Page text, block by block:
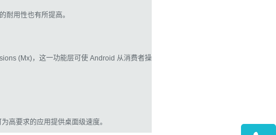
用性也有所提高。
(Mx)，这一功能层可使 Android 从消费者操
高要求的应用提供桌面级速度。